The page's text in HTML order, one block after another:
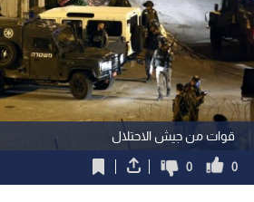
قوات من جيش الاحتلال
0
0